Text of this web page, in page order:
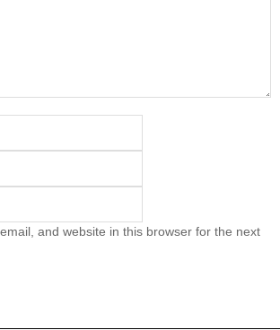
and website in this browser for the next